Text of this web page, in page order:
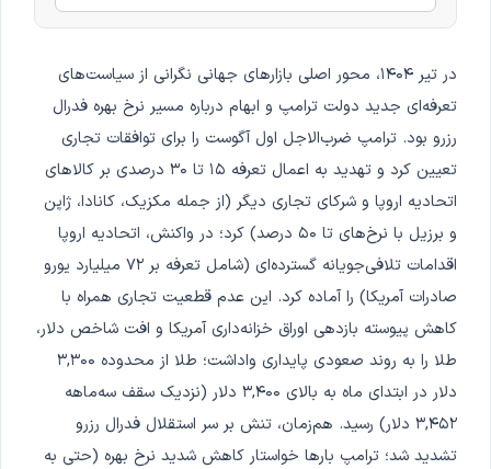
در تیر ۱۴۰۴، محور اصلی بازارهای جهانی نگرانی از سیاست‌های
تعرفه‌ای جدید دولت ترامپ و ابهام درباره مسیر نرخ بهره فدرال
رزرو بود. ترامپ ضرب‌الاجل اول آگوست را برای توافقات تجاری
تعیین کرد و تهدید به اعمال تعرفه ۱۵ تا ۳۰ درصدی بر کالاهای
اتحادیه اروپا و شرکای تجاری دیگر (از جمله مکزیک، کانادا، ژاپن
و برزیل با نرخ‌های تا ۵۰ درصد) کرد؛ در واکنش، اتحادیه اروپا
اقدامات تلافی‌جویانه گسترده‌ای (شامل تعرفه بر ۷۲ میلیارد یورو
صادرات آمریکا) را آماده کرد. این عدم قطعیت تجاری همراه با
کاهش پیوسته بازدهی اوراق خزانه‌داری آمریکا و افت شاخص دلار،
طلا را به روند صعودی پایداری واداشت؛ طلا از محدوده ۳,۳۰۰
دلار در ابتدای ماه به بالای ۳,۴۰۰ دلار (نزدیک سقف سه‌ماهه
۳,۴۵۲ دلار) رسید. هم‌زمان، تنش بر سر استقلال فدرال رزرو
تشدید شد؛ ترامپ بارها خواستار کاهش شدید نرخ بهره (حتی به